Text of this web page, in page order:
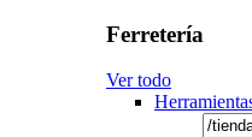
Ferretería
Ver todo